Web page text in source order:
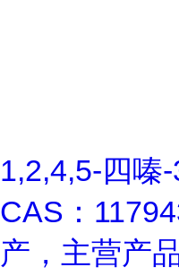
1,2,4,5-四嗪-
CAS：
产，主营产